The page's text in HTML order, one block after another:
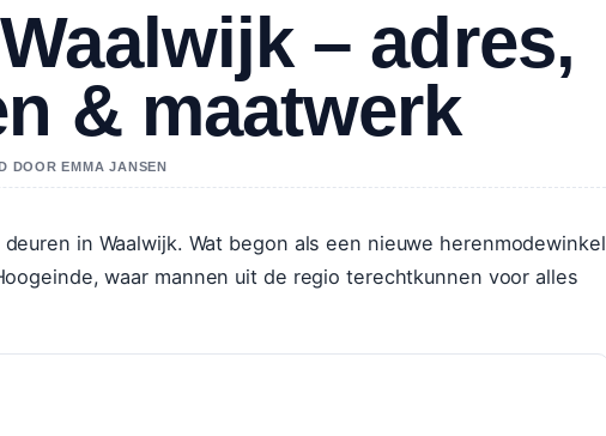
– adres,
& maatwerk
DOOR EMMA JANSEN
in Waalwijk. Wat begon als een nieuwe herenmodewinkel
waar mannen uit de regio terechtkunnen voor alles